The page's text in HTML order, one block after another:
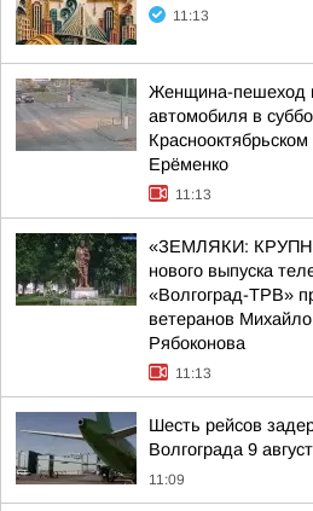
11:13
Женщина-пешеход
автомобиля в
Ерёменко
11:13
«ЗЕМЛЯКИ:
нового выпуска
«Волгоград-ТРВ»
ветеранов
Рябоконова
11:13
Шесть рейсов
Волгограда 9
11:09